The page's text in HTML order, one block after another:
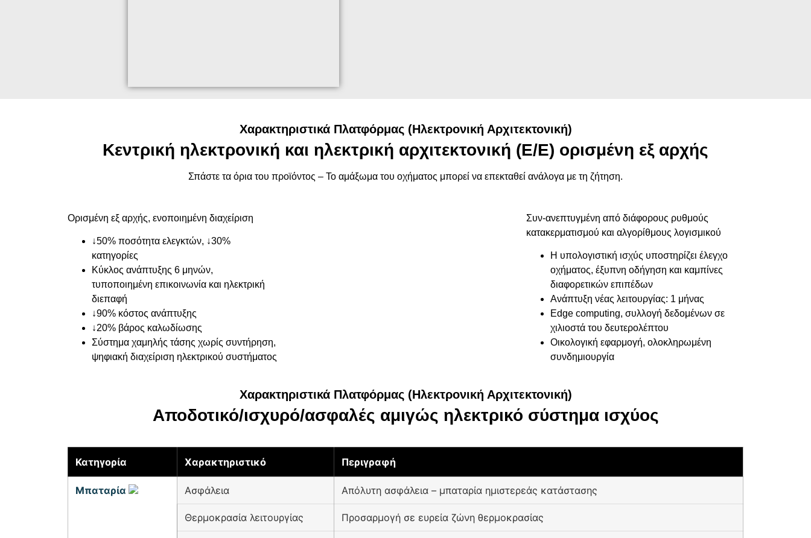
Χαρακτηριστικά Πλατφόρμας (Ηλεκτρονική Αρχιτεκτονική)
Κεντρική ηλεκτρονική και ηλεκτρική αρχιτεκτονική (E/E) ορισμένη εξ αρχής
Σπάστε τα όρια του προϊόντος – Το αμάξωμα του οχήματος μπορεί να επεκταθεί ανάλογα με τη ζήτηση.
Ορισμένη εξ αρχής, ενοποιημένη διαχείριση
↓50% ποσότητα ελεγκτών, ↓30%
κατηγορίες
Κύκλος ανάπτυξης 6 μηνών,
τυποποιημένη επικοινωνία και ηλεκτρική
διεπαφή
↓90% κόστος ανάπτυξης
↓20% βάρος καλωδίωσης
Σύστημα χαμηλής τάσης χωρίς συντήρηση,
ψηφιακή διαχείριση ηλεκτρικού συστήματος
Συν-ανεπτυγμένη από διάφορους ρυθμούς
κατακερματισμού και αλγορίθμους λογισμικού
Η υπολογιστική ισχύς υποστηρίζει έλεγχο
οχήματος, έξυπνη οδήγηση και καμπίνες
διαφορετικών επιπέδων
Ανάπτυξη νέας λειτουργίας: 1 μήνας
Edge computing, συλλογή δεδομένων σε
χιλιοστά του δευτερολέπτου
Οικολογική εφαρμογή, ολοκληρωμένη
συνδημιουργία
Χαρακτηριστικά Πλατφόρμας (Ηλεκτρονική Αρχιτεκτονική)
Αποδοτικό/ισχυρό/ασφαλές αμιγώς ηλεκτρικό σύστημα ισχύος
Κατηγορία Χαρακτηριστικό Περιγραφή
Μπαταρία Ασφάλεια Απόλυτη ασφάλεια – μπαταρία ημιστερεάς κατάστασης
Θερμοκρασία λειτουργίας Προσαρμογή σε ευρεία ζώνη θερμοκρασίας